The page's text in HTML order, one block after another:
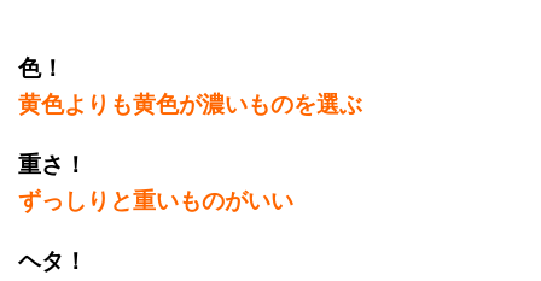
色！
黄色よりも黄色が濃いものを選ぶ
重さ！
ずっしりと重いものがいい
ヘタ！